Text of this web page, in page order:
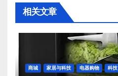
相关文章
商城 家居与科技 电器购物 科技